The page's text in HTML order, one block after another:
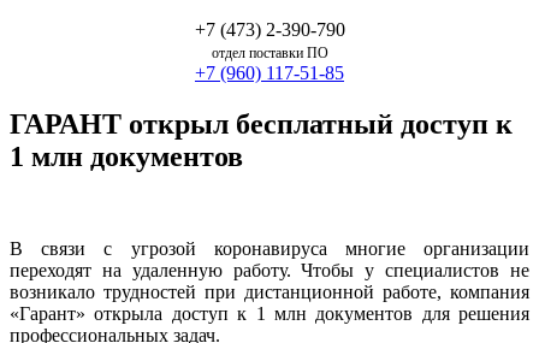
+7 (473) 2-390-790
отдел поставки ПО
+7 (960) 117-51-85
ГАРАНТ открыл бесплатный доступ к
1 млн документов
В связи с угрозой коронавируса многие организации
переходят на удаленную работу. Чтобы у специалистов не
возникало трудностей при дистанционной работе, компания
«Гарант» открыла доступ к 1 млн документов для решения
профессиональных задач.